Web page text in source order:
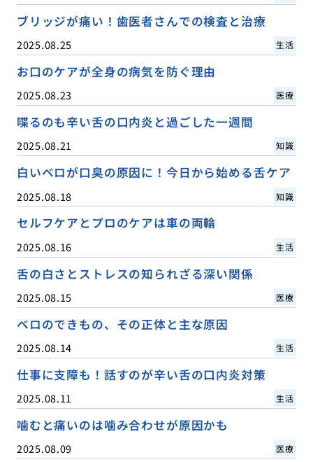
ブリッジが痛い！歯医者さんでの検査と治療
2025.08.25 生活
お口のケアが全身の病気を防ぐ理由
2025.08.23 医療
喋るのも辛い舌の口内炎と過ごした一週間
2025.08.21 知識
白いベロが口臭の原因に！今日から始める舌ケア
2025.08.18 知識
セルフケアとプロのケアは車の両輪
2025.08.16 生活
舌の白さとストレスの知られざる深い関係
2025.08.15 医療
ベロのできもの、その正体と主な原因
2025.08.14 生活
仕事に支障も！話すのが辛い舌の口内炎対策
2025.08.11 生活
噛むと痛いのは噛み合わせが原因かも
2025.08.09 医療